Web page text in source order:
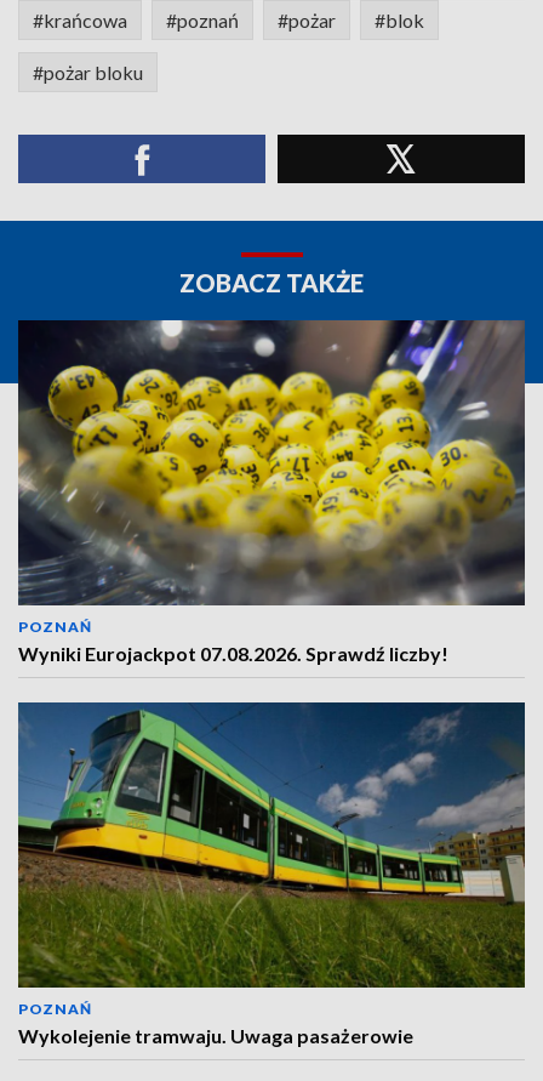
#krańcowa #poznań #pożar #blok
#pożar bloku
ZOBACZ TAKŻE
POZNAŃ
Wyniki Eurojackpot 07.08.2026. Sprawdź liczby!
POZNAŃ
Wykolejenie tramwaju. Uwaga pasażerowie